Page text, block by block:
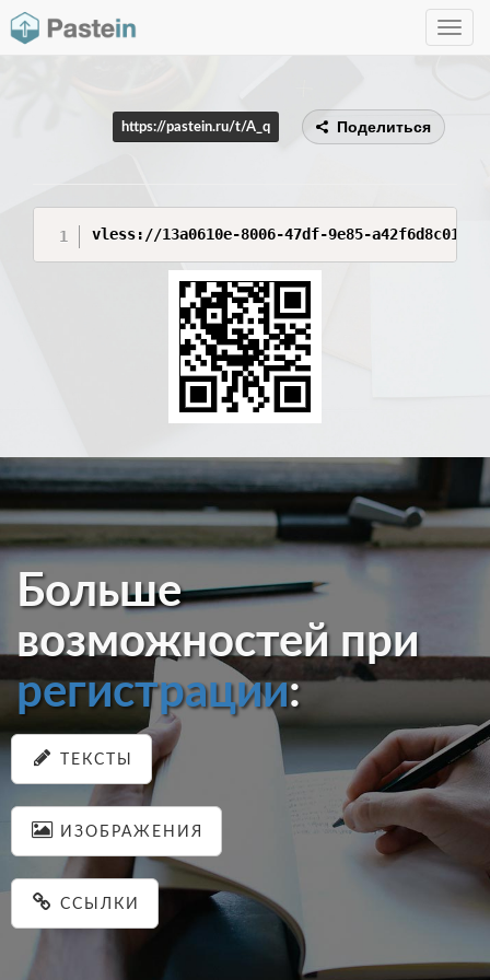
Toggle
https://pastein.ru/t/A_q Поделиться
vless://13a0610e-8006-47df-9e85-
Больше
возможностей при
регистрации:
ТЕКСТЫ
ИЗОБРАЖЕНИЯ
ССЫЛКИ